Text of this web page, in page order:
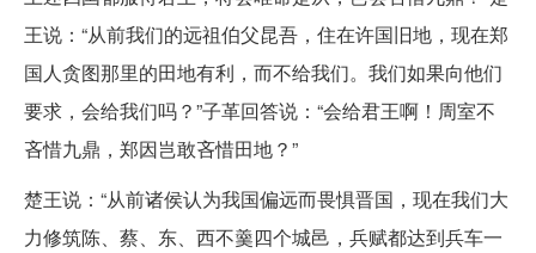
王说：“从前我们的远祖伯父昆吾，住在许国旧地，现在郑
国人贪图那里的田地有利，而不给我们。我们如果向他们
要求，会给我们吗？”子革回答说：“会给君王啊！周室不
吝惜九鼎，郑因岂敢吝惜田地？”
楚王说：“从前诸侯认为我国偏远而畏惧晋国，现在我们大
力修筑陈、蔡、东、西不羹四个城邑，兵赋都达到兵车一